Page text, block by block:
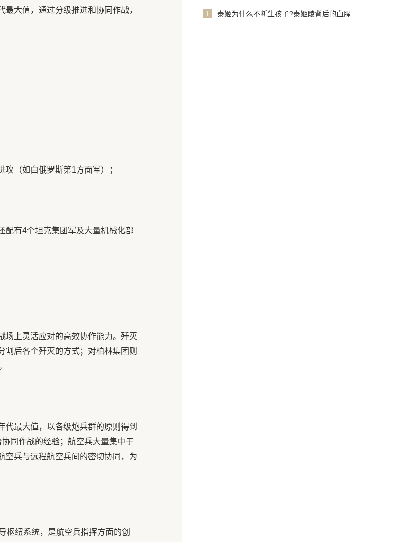
大值，通过分级推进和协同作战，
（如白俄罗斯第1方面军）；
配有4个坦克集团军及大量机械化部
场上灵活应对的高效协作能力。歼灭
后各个歼灭的方式；对柏林集团则
最大值，以各级炮兵群的原则得到
同作战的经验；航空兵大量集中于
空兵与远程航空兵间的密切协同，为
枢纽系统，是航空兵指挥方面的创
1
泰姬为什么不断生孩子?泰姬陵背后的血腥